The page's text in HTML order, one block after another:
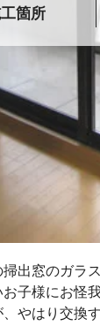
箇所
出窓のガラ
子様にお怪
やはり交換